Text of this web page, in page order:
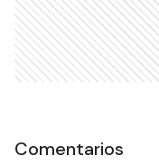
Comentarios